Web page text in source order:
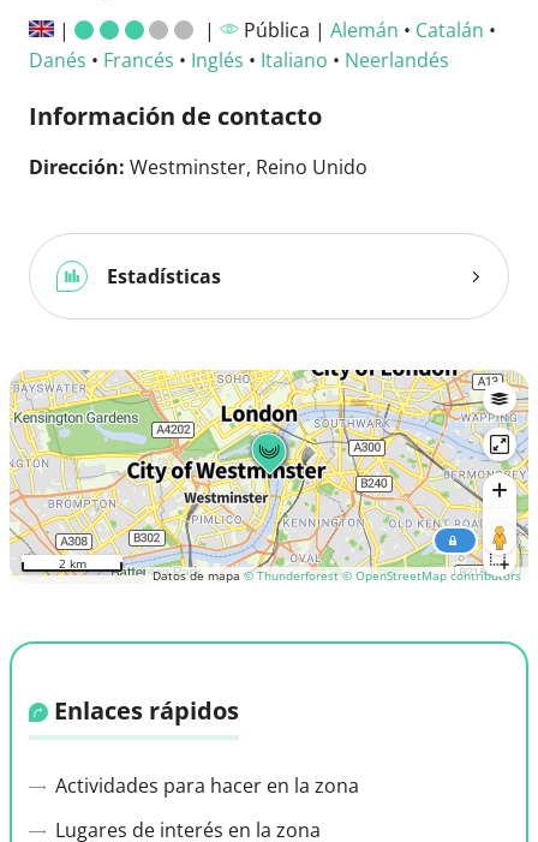
|
| Pública | Alemán • Catalán •
Danés • Francés • Inglés • Italiano • Neerlandés
Información de contacto
Dirección: Westminster, Reino Unido
Estadísticas
Datos de mapa© Thunderforest © OpenStreetMap contributors
2 km
Enlaces rápidos
Actividades para hacer en la zona
Lugares de interés en la zona